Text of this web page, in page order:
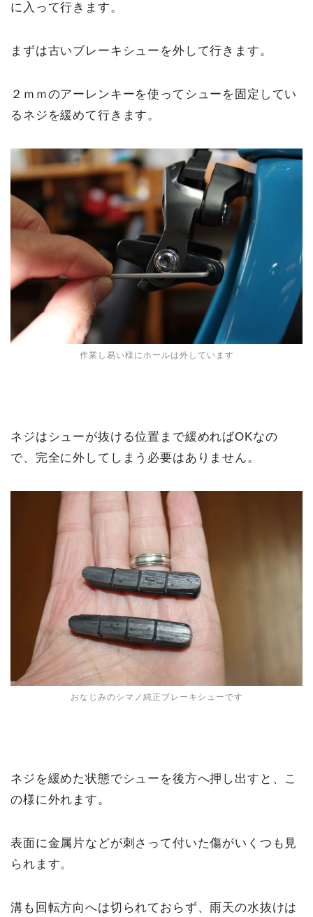
に入って行きます。
まずは古いブレーキシューを外して行きます。
２ｍｍのアーレンキーを使ってシューを固定してい
るネジを緩めて行きます。
作業し易い様にホールは外しています
ネジはシューが抜ける位置まで緩めればOKなの
で、完全に外してしまう必要はありません。
おなじみのシマノ純正ブレーキシューです
ネジを緩めた状態でシューを後方へ押し出すと、こ
の様に外れます。
表面に金属片などが刺さって付いた傷がいくつも見
られます。
溝も回転方向へは切られておらず、雨天の水抜けは